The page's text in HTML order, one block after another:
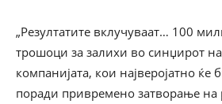
„Резултатите вклучуваат… 100
трошоци за залихи во синџирот
компанијата, кои најверојатно ќе
поради привремено затворање на